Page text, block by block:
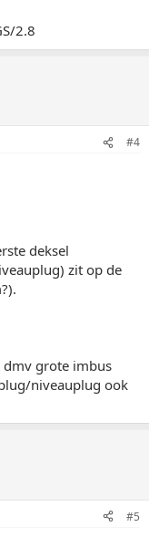
2.8
#4
deksel
zit op de
dmv grote imbus
niveauplug ook
#5